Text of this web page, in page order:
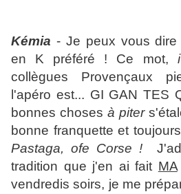
Kémia - Je peux vous
en K préféré ! Ce mot,
collègues Provençaux
l'apéro est... GI GAN TES
bonnes choses à piter
bonne franquette et
Pastaga, ofe Corse !
tradition que j'en ai fait MA
vendredis soirs, je me